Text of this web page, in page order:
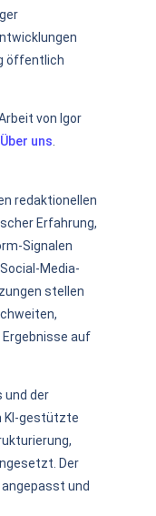
öffentlich
von Igor
Über uns
redaktionellen
Erfahrung,
Signalen
Media-
stellen
auf
und der
KI-gestützte
Der
und